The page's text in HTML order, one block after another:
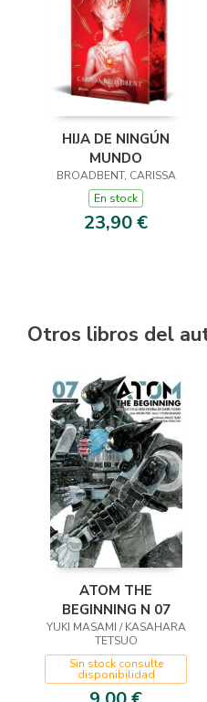
HIJA DE NINGÚN
MUNDO
BROADBENT, CARISSA
En stock
23,90 €
Otros libros del
ATOM THE
BEGINNING N 07
YUKI MASAMI / KASAHARA
TETSUO
Sin stock consulte
disponibilidad